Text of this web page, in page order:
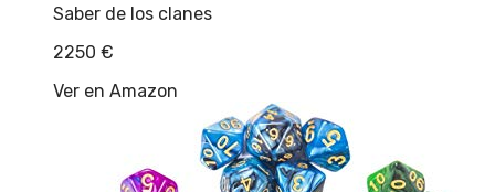
Saber de los clanes
2250 €
Ver en Amazon